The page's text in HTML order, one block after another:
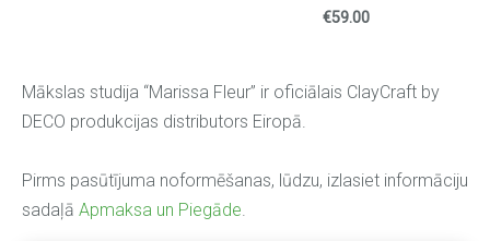
Mākslas studija “Marissa Fleur” ir oficiālais ClayCraft by
DECO produkcijas distributors Eiropā.
Pirms pasūtījuma noformēšanas, lūdzu, izlasiet informāciju
sadaļā Apmaksa un Piegāde.
€59.00